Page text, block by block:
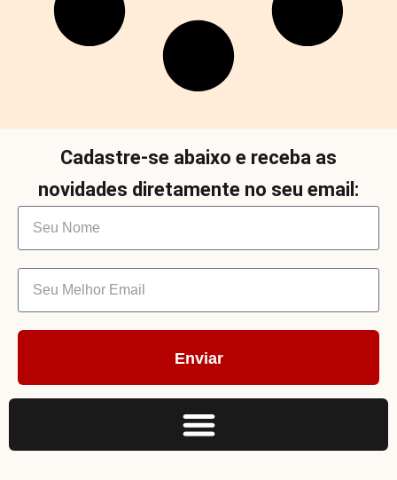
Cadastre-se abaixo e receba as
novidades diretamente no seu email:
Enviar